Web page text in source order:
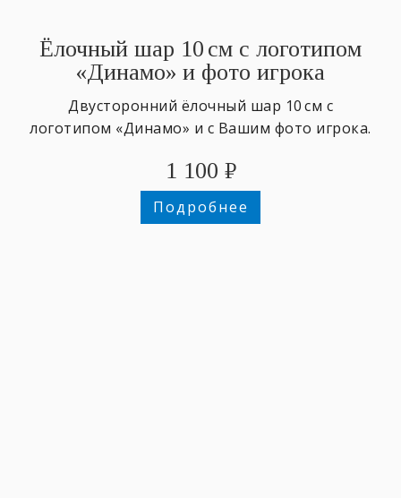
Ёлочный шар 10 см с логотипом
«Динамо» и фото игрока
Двусторонний ёлочный шар 10 см с
логотипом «Динамо» и с Вашим фото игрока.
1 100 ₽
Подробнее